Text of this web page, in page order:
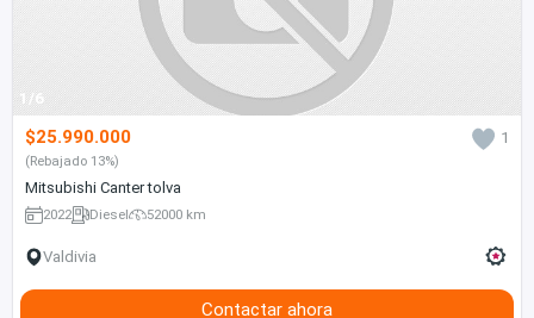
1/6
$25.990.000 1
(Rebajado 13%)
Mitsubishi Canter tolva
2022 Diesel 52000 km
Valdivia
Contactar ahora